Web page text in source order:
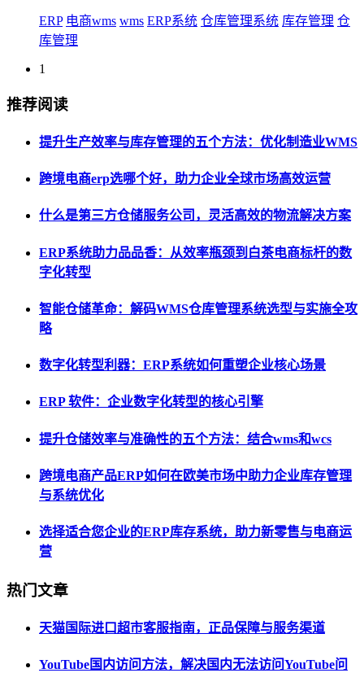
ERP 电商wms wms ERP系统 仓库管理系统 库存管理 仓
库管理
1
推荐阅读
提升生产效率与库存管理的五个方法：优化制造业WMS
跨境电商erp选哪个好，助力企业全球市场高效运营
什么是第三方仓储服务公司，灵活高效的物流解决方案
ERP系统助力品品香：从效率瓶颈到白茶电商标杆的数
字化转型
智能仓储革命：解码WMS仓库管理系统选型与实施全攻
略
数字化转型利器：ERP系统如何重塑企业核心场景
ERP 软件：企业数字化转型的核心引擎
提升仓储效率与准确性的五个方法：结合wms和wcs
跨境电商产品ERP如何在欧美市场中助力企业库存管理
与系统优化
选择适合您企业的ERP库存系统，助力新零售与电商运
营
热门文章
天猫国际进口超市客服指南，正品保障与服务渠道
YouTube国内访问方法，解决国内无法访问YouTube问